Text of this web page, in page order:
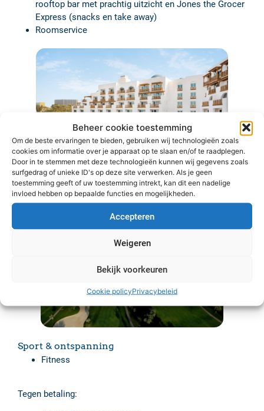
Beheer cookie toestemming
Om de beste ervaringen te bieden, gebruiken wij technologieën zoals
cookies om informatie over je apparaat op te slaan en/of te raadplegen.
Door in te stemmen met deze technologieën kunnen wij gegevens zoals
surfgedrag of unieke ID's op deze site verwerken. Als je geen
toestemming geeft of uw toestemming intrekt, kan dit een nadelige
invloed hebben op bepaalde functies en mogelijkheden.
Accepteren
Weigeren
Bekijk voorkeuren
Cookie policyPrivacybeleid
rooftop bar met prachtig uitzicht en Jones the Grocer
Express (snacks en take away)
Roomservice
Sport & ontspanning
Fitness
Tegen betaling: